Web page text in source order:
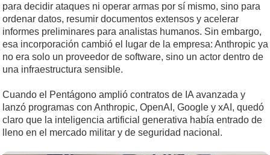
para decidir ataques ni operar armas por sí mismo, sino para
ordenar datos, resumir documentos extensos y acelerar
informes preliminares para analistas humanos. Sin embargo,
esa incorporación cambió el lugar de la empresa: Anthropic ya
no era solo un proveedor de software, sino un actor dentro de
una infraestructura sensible.
Cuando el Pentágono amplió contratos de IA avanzada y
lanzó programas con Anthropic, OpenAI, Google y xAI, quedó
claro que la inteligencia artificial generativa había entrado de
lleno en el mercado militar y de seguridad nacional.